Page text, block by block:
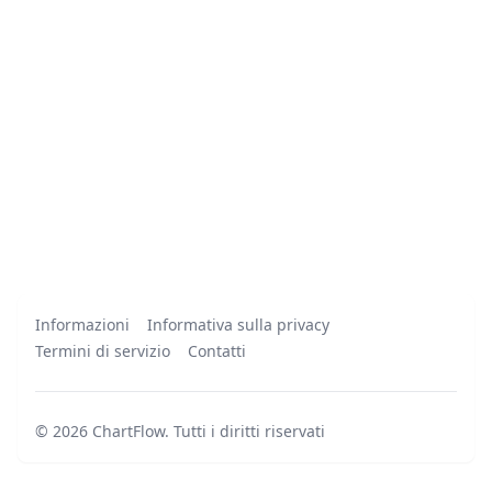
Informazioni
Informativa sulla privacy
Termini di servizio
Contatti
© 2026 ChartFlow. Tutti i diritti riservati